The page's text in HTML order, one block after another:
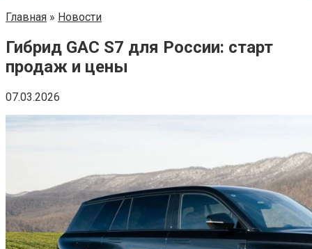
Главная » Новости
Гибрид GAC S7 для России: старт
продаж и цены
07.03.2026